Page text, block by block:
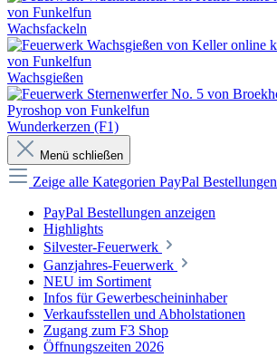
Wachsfackeln
Wachsgießen
Wunderkerzen (F1)
Menü schließen
Zeige alle Kategorien PayPal Bestellungen
PayPal Bestellungen anzeigen
Highlights
Silvester-Feuerwerk
Ganzjahres-Feuerwerk
NEU im Sortiment
Infos für Gewerbescheininhaber
Verkaufsstellen und Abholstationen
Zugang zum F3 Shop
Öffnungszeiten 2026